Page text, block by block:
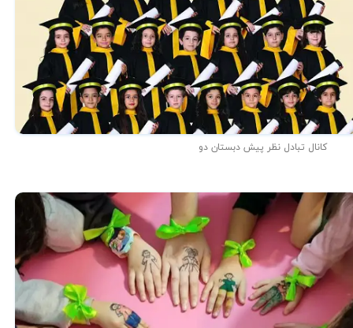
کانال تبادل نظر پیش دبستان دو